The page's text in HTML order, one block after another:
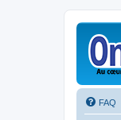
FAQ